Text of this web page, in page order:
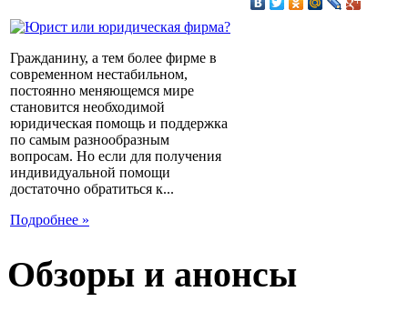
Гражданину, а тем более фирме в
современном нестабильном,
постоянно меняющемся мире
становится необходимой
юридическая помощь и поддержка
по самым разнообразным
вопросам. Но если для получения
индивидуальной помощи
достаточно обратиться к...
Подробнее »
Обзоры и анонсы